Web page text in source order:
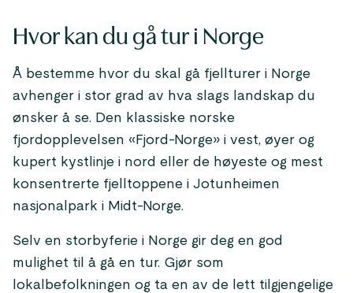
Hvor kan du gå tur i Norge
Å bestemme hvor du skal gå fjellturer i Norge
avhenger i stor grad av hva slags landskap du
ønsker å se. Den klassiske norske
fjordopplevelsen «Fjord-Norge» i vest, øyer og
kupert kystlinje i nord eller de høyeste og mest
konsentrerte fjelltoppene i Jotunheimen
nasjonalpark i Midt-Norge.
Selv en storbyferie i Norge gir deg en god
mulighet til å gå en tur. Gjør som
lokalbefolkningen og ta en av de lett tilgjengelige